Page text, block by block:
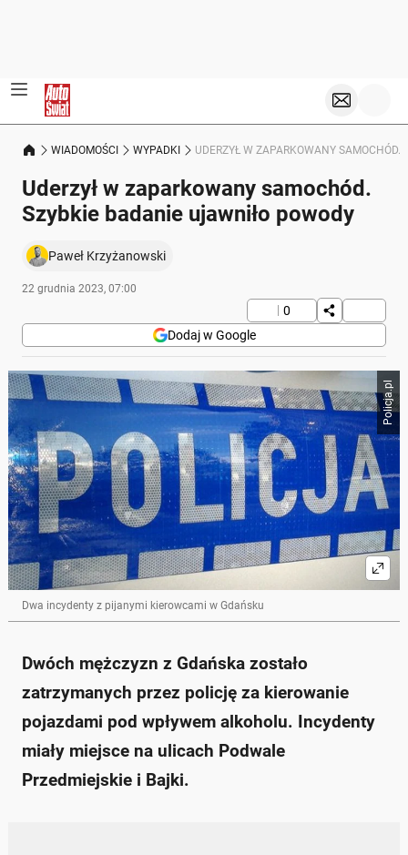
WIADOMOŚCI WYPADKI UDERZYŁ W ZAPARKOWANY
Uderzył w zaparkowany samochód.
Szybkie badanie ujawniło powody
Paweł Krzyżanowski
22 grudnia 2023, 07:00
0
Dodaj w Google
Policja.pl
Dwa incydenty z pijanymi kierowcami w Gdańsku
Dwóch mężczyzn z Gdańska zostało
zatrzymanych przez policję za kierowanie
pojazdami pod wpływem alkoholu. Incydenty
miały miejsce na ulicach Podwale
Przedmiejskie i Bajki.